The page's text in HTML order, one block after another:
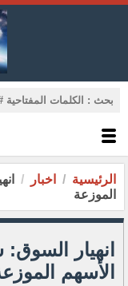
الرئيسية اخبار
الموزعة
انهيار
الأسهم